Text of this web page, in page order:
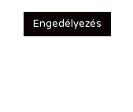
Engedélyezés